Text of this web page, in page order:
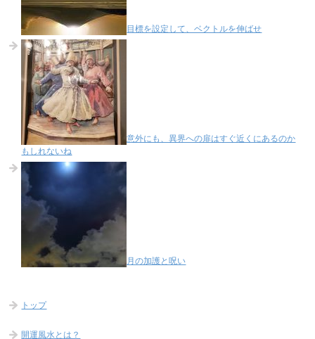
目標を設定して、ベクトルを伸ばせ
意外にも、異界への扉はすぐ近くにあるのか
もしれないね
月の加護と呪い
トップ
開運風水とは？